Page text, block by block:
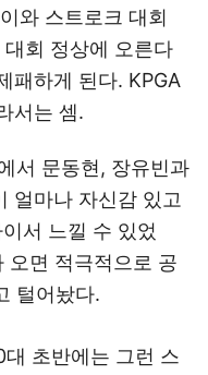
와 스트로크 대회
회 정상에 오른다
패하게 된다. KPGA
서는 셈.
서 문동현, 장유빈과
얼마나 자신감 있고
서 느낄 수 있었
오면 적극적으로 공
털어놨다.
초반에는 그런 스